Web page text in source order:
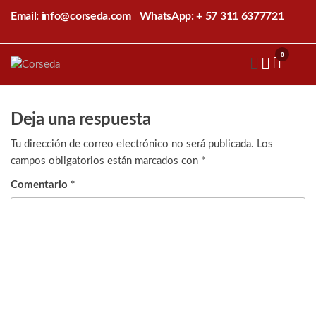
contenido
Email: info@corseda.com WhatsApp: + 57 311 6377721
sericultura
0
Deja una respuesta
Tu dirección de correo electrónico no será publicada. Los
campos obligatorios están marcados con *
Comentario *